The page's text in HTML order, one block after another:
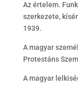
Az értelem.
szerkezete,
1939.
A magyar
Protestáns
A magyar